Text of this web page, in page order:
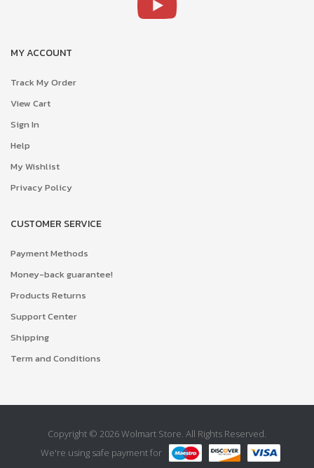
MY ACCOUNT
Track My Order
View Cart
Sign In
Help
My Wishlist
Privacy Policy
CUSTOMER SERVICE
Payment Methods
Money-back guarantee!
Products Returns
Support Center
Shipping
Term and Conditions
Copyright © 2026 Wolmart Store. All Rights Reserved.
We're using safe payment for